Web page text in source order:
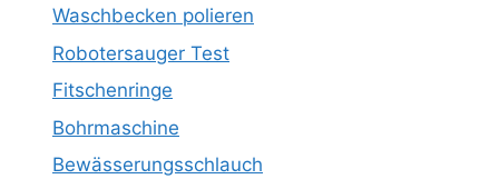
Waschbecken polieren
Robotersauger Test
Fitschenringe
Bohrmaschine
Bewässerungsschlauch